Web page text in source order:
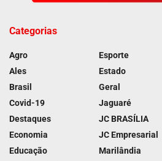
Categorias
Agro
Ales
Brasil
Covid-19
Destaques
Economia
Educação
Esporte
Estado
Geral
Jaguaré
JC BRASÍLIA
JC Empresarial
Marilândia